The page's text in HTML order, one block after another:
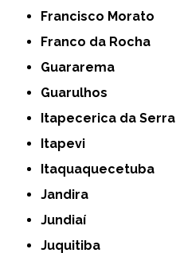
Francisco Morato
Franco da Rocha
Guararema
Guarulhos
Itapecerica da Serra
Itapevi
Itaquaquecetuba
Jandira
Jundiaí
Juquitiba